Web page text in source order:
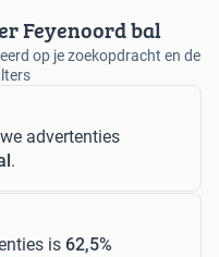
Feyenoord bal
op je zoekopdracht en de
advertenties
.
is 62,5%